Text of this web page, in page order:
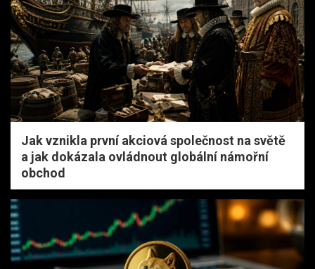
Jak vznikla první akciová společnost na světě
a jak dokázala ovládnout globální námořní
obchod